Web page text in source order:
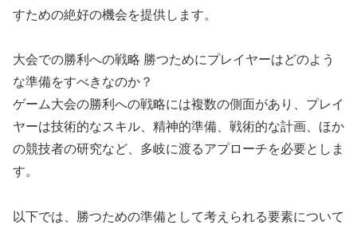
すための絶好の機会を提供します。
大会での勝利への戦略 勝つためにプレイヤーはどのよう
な準備をすべきなのか？
ゲーム大会の勝利への戦略には複数の側面があり、プレイ
ヤーは技術的なスキル、精神的準備、戦術的な計画、ほか
の競技者の研究など、多岐に渡るアプローチを必要としま
す。
以下では、勝つための準備として考えられる要素について